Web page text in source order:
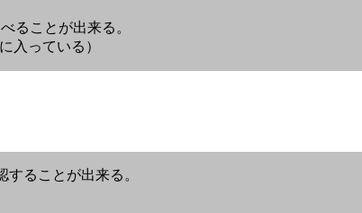
ることが出来る。
入っている）
することが出来る。